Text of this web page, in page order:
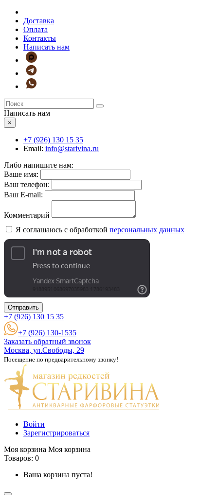
Доставка
Оплата
Контакты
Написать нам
Написать нам
×
+7 (926) 130 15 35
Email: info@starivina.ru
Либо напишите нам:
Ваше имя:
Ваш телефон:
Ваш E-mail:
Комментарий
Я соглашаюсь с обработкой персональных данных
Отправить
+7 (926) 130 15 35
+7 (926) 130-1535
Заказать обратный звонок
Москва, ул.Свободы, 29
Посещение по предварительному звонку!
Войти
Зарегистрироваться
Моя корзина Моя корзина
Товаров: 0
Ваша корзина пуста!